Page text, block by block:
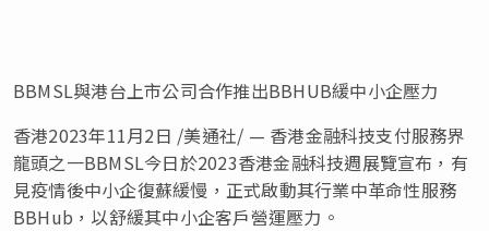
BBMSL與港台上市公司合作推出BBHUB緩中小企壓力
香港2023年11月2日 /美通社/ — 香港金融科技支付服務界
龍頭之一BBMSL今日於2023香港金融科技週展覽宣布，有
見疫情後中小企復蘇緩慢，正式啟動其行業中革命性服務
BBHub，以舒緩其中小企客戶營運壓力。